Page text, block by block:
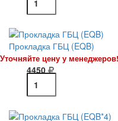
Прокладка ГБЦ (EQB)
Уточняйте цену у менеджеров!
4450